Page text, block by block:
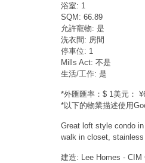
浴室: 1
SQM: 66.89
允許寵物: 是
洗衣間: 房間
停車位: 1
Mills Act: 不是
生活/工作: 是
*外匯匯率：$ 1美元：
*以下的物業描述使用
Great loft style condo
walk in closet,
建造: Lee Homes - CIM